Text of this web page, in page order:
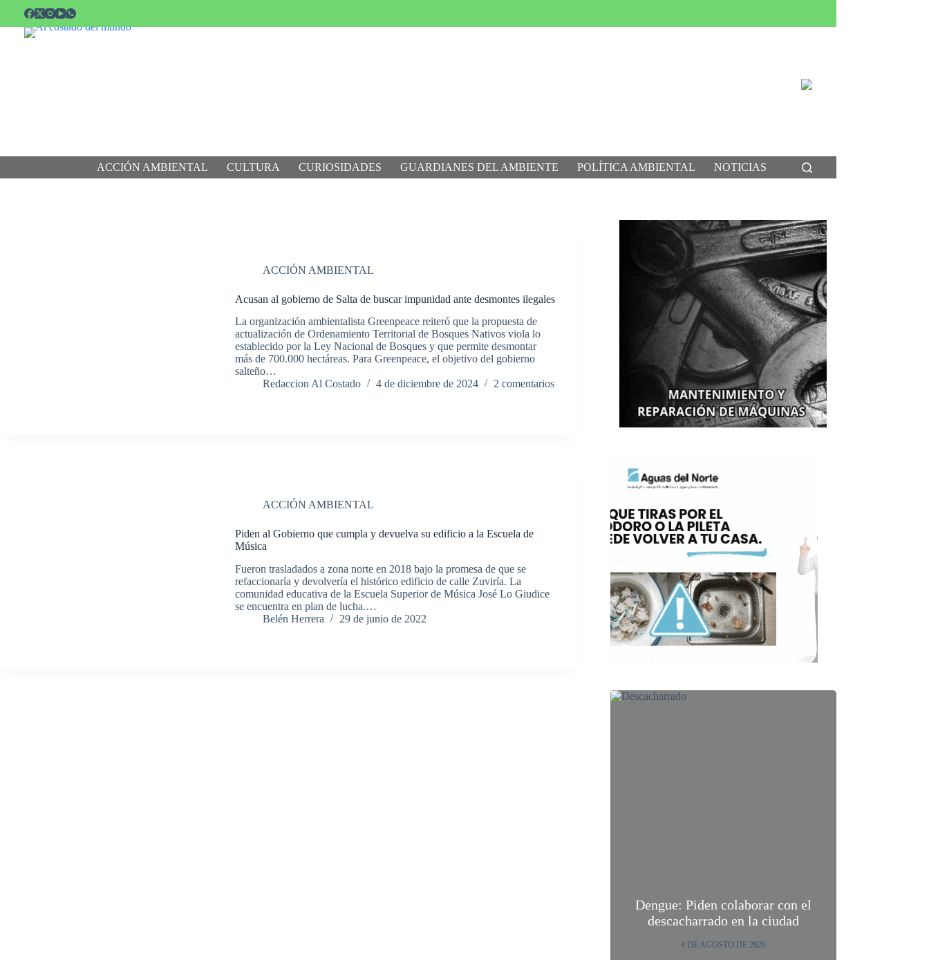
contenido
ACCIÓN AMBIENTAL CULTURA CURIOSIDADES GUARDIANES DEL AMBIENTE POLÍTICA AMBIENTAL NOTICIAS
ACCIÓN AMBIENTAL
Acusan al gobierno de Salta de buscar impunidad ante desmontes ilegales
La organización ambientalista Greenpeace reiteró que la propuesta de
actualización de Ordenamiento Territorial de Bosques Nativos viola lo
establecido por la Ley Nacional de Bosques y que permite desmontar
más de 700.000 hectáreas. Para Greenpeace, el objetivo del gobierno
salteño…
Redaccion Al Costado
4 de diciembre de 2024 2 comentarios
ACCIÓN AMBIENTAL
Piden al Gobierno que cumpla y devuelva su edificio a la Escuela de
Música
Fueron trasladados a zona norte en 2018 bajo la promesa de que se
refaccionaría y devolvería el histórico edificio de calle Zuviría. La
comunidad educativa de la Escuela Superior de Música José Lo Giudice
se encuentra en plan de lucha.…
Belén Herrera
29 de junio de 2022
Dengue: Piden colaborar con el
descacharrado en la ciudad
4 DE AGOSTO DE 2026